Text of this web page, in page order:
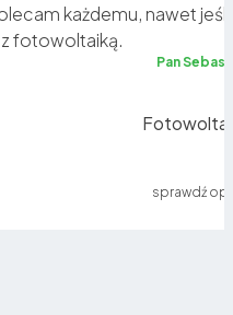
każdemu, nawet jeśli
fotowoltaiką.
Pan
sprawdź